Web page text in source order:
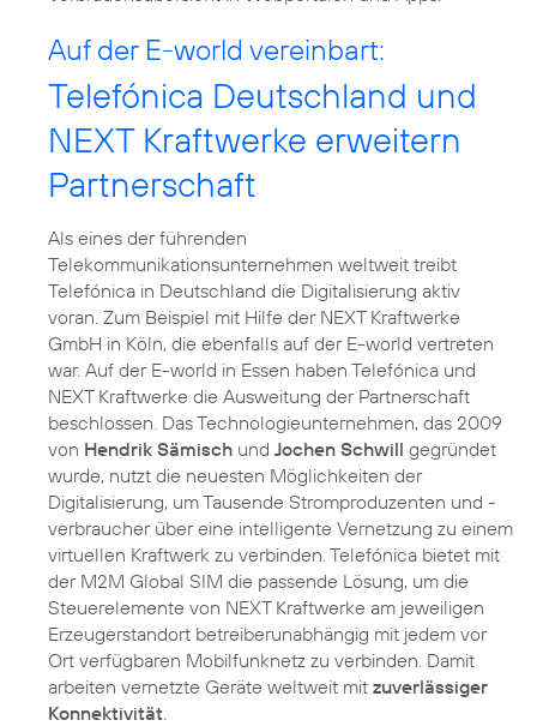
Auf der E-world vereinbart:
Telefónica Deutschland und
NEXT Kraftwerke erweitern
Partnerschaft
Als eines der führenden
Telekommunikationsunternehmen weltweit treibt
Telefónica in Deutschland die Digitalisierung aktiv
voran. Zum Beispiel mit Hilfe der NEXT Kraftwerke
GmbH in Köln, die ebenfalls auf der E-world vertreten
war. Auf der E-world in Essen haben Telefónica und
NEXT Kraftwerke die Ausweitung der Partnerschaft
beschlossen. Das Technologieunternehmen, das 2009
von Hendrik Sämisch und Jochen Schwill gegründet
wurde, nutzt die neuesten Möglichkeiten der
Digitalisierung, um Tausende Stromproduzenten und -
verbraucher über eine intelligente Vernetzung zu einem
virtuellen Kraftwerk zu verbinden. Telefónica bietet mit
der M2M Global SIM die passende Lösung, um die
Steuerelemente von NEXT Kraftwerke am jeweiligen
Erzeugerstandort betreiberunabhängig mit jedem vor
Ort verfügbaren Mobilfunknetz zu verbinden. Damit
arbeiten vernetzte Geräte weltweit mit zuverlässiger
Konnektivität